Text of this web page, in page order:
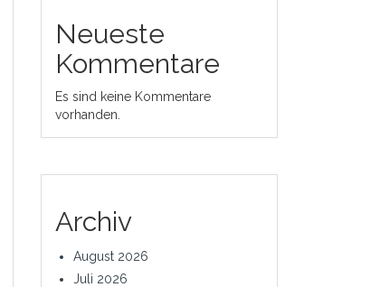
Neueste
Kommentare
Es sind keine Kommentare
vorhanden.
Archiv
August 2026
Juli 2026